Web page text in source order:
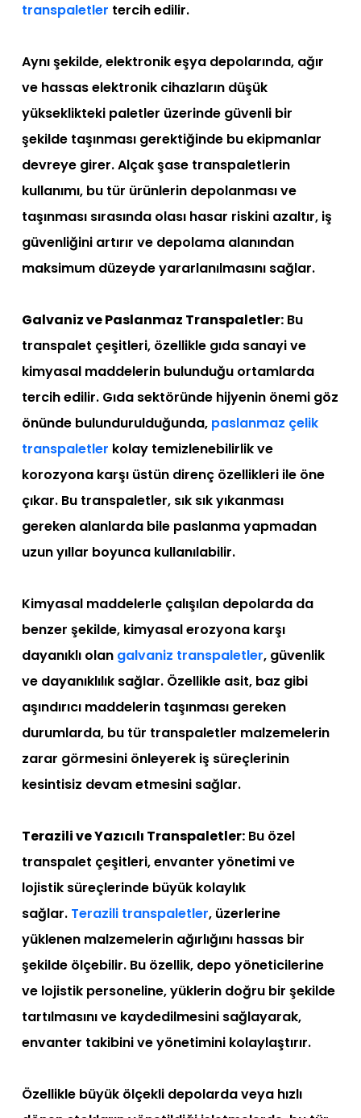
transpaletler tercih edilir.
Aynı şekilde, elektronik eşya depolarında, ağır
ve hassas elektronik cihazların düşük
yükseklikteki paletler üzerinde güvenli bir
şekilde taşınması gerektiğinde bu ekipmanlar
devreye girer. Alçak şase transpaletlerin
kullanımı, bu tür ürünlerin depolanması ve
taşınması sırasında olası hasar riskini azaltır, iş
güvenliğini artırır ve depolama alanından
maksimum düzeyde yararlanılmasını sağlar.
Galvaniz ve Paslanmaz Transpaletler: Bu
transpalet çeşitleri, özellikle gıda sanayi ve
kimyasal maddelerin bulunduğu ortamlarda
tercih edilir. Gıda sektöründe hijyenin önemi göz
önünde bulundurulduğunda, paslanmaz çelik
transpaletler kolay temizlenebilirlik ve
korozyona karşı üstün direnç özellikleri ile öne
çıkar. Bu transpaletler, sık sık yıkanması
gereken alanlarda bile paslanma yapmadan
uzun yıllar boyunca kullanılabilir.
Kimyasal maddelerle çalışılan depolarda da
benzer şekilde, kimyasal erozyona karşı
dayanıklı olan galvaniz transpaletler, güvenlik
ve dayanıklılık sağlar. Özellikle asit, baz gibi
aşındırıcı maddelerin taşınması gereken
durumlarda, bu tür transpaletler malzemelerin
zarar görmesini önleyerek iş süreçlerinin
kesintisiz devam etmesini sağlar.
Terazili ve Yazıcılı Transpaletler: Bu özel
transpalet çeşitleri, envanter yönetimi ve
lojistik süreçlerinde büyük kolaylık
sağlar. Terazili transpaletler, üzerlerine
yüklenen malzemelerin ağırlığını hassas bir
şekilde ölçebilir. Bu özellik, depo yöneticilerine
ve lojistik personeline, yüklerin doğru bir şekilde
tartılmasını ve kaydedilmesini sağlayarak,
envanter takibini ve yönetimini kolaylaştırır.
Özellikle büyük ölçekli depolarda veya hızlı